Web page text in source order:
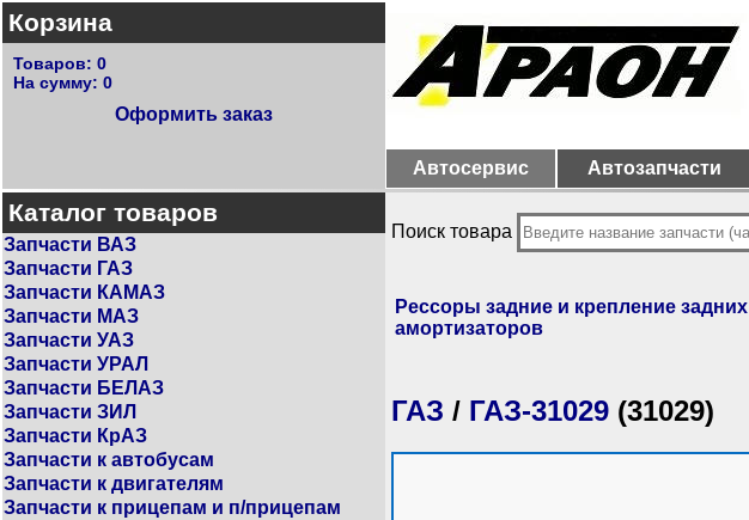
Корзина
Товаров: 0
На сумму: 0
Оформить заказ
Автосервис
Автозапчасти
Каталог товаров
Запчасти ВАЗ
Запчасти ГАЗ
Запчасти КАМАЗ
Запчасти МАЗ
Запчасти УАЗ
Запчасти УРАЛ
Запчасти БЕЛАЗ
Запчасти ЗИЛ
Запчасти КрАЗ
Запчасти к автобусам
Запчасти к двигателям
Запчасти к прицепам и п/прицепам
Поиск товара
Рессоры задние и крепление задних
амортизаторов
ГАЗ / ГАЗ-31029 (31029)